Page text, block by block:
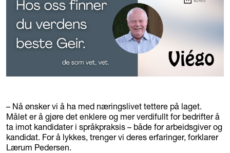
– Nå ønsker vi å ha med næringslivet tettere på laget.
Målet er å gjøre det enklere og mer verdifullt for bedrifter å
ta imot kandidater i språkpraksis – både for arbeidsgiver og
kandidat. For å lykkes, trenger vi deres erfaringer, forklarer
Lærum Pedersen.